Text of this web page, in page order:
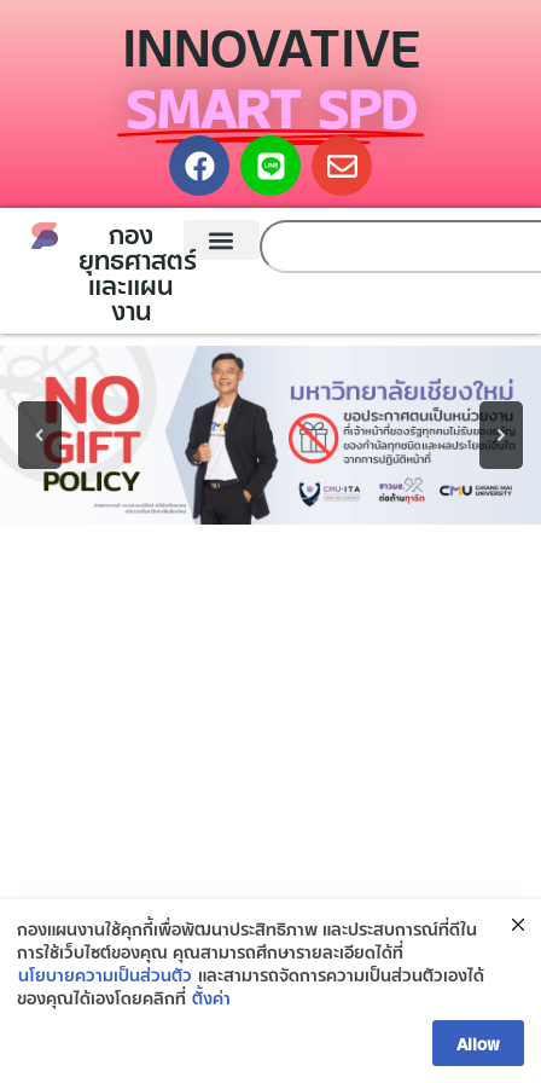
INNOVATIVE
SMART SPD
กอง
ยุทธศาสตร์
และแผน
งาน
กองแผนงานใช้คุกกี้เพื่อพัฒนาประสิทธิภาพ และประสบการณ์ที่ดีใน
การใช้เว็บไซต์ของคุณ คุณสามารถศึกษารายละเอียดได้ที่
นโยบายความเป็นส่วนตัว และสามารถจัดการความเป็นส่วนตัวเองได้
ของคุณได้เองโดยคลิกที่ ตั้งค่า
Allow
Open